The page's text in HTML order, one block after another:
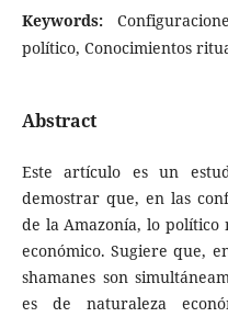
Keywords:
político, Conocimientos
Abstract
Este artículo es un
demostrar que, en las
de la Amazonía, lo político
económico. Sugiere que,
shamanes son
es de naturaleza